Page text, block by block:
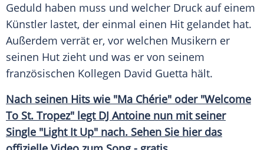
Geduld haben muss und welcher Druck auf einem
Künstler lastet, der einmal einen Hit gelandet hat.
Außerdem verrät er, vor welchen Musikern er
seinen Hut zieht und was er von seinem
französischen Kollegen David Guetta hält.
Nach seinen Hits wie "Ma Chérie" oder "Welcome
To St. Tropez" legt DJ Antoine nun mit seiner
Single "Light It Up" nach. Sehen Sie hier das